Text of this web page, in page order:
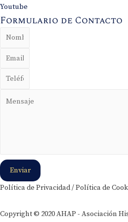
Youtube
Formulario de Contacto
Enviar
Política de Privacidad / Política de
Copyright © 2020 AHAP - Asociación